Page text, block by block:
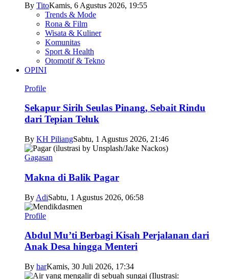
By TitoKamis, 6 Agustus 2026, 19:55
Trends & Mode
Rona & Film
Wisata & Kuliner
Komunitas
Sport & Health
Otomotif & Tekno
OPINI
Profile
Sekapur Sirih Seulas Pinang, Sebait Rindu
dari Tepian Teluk
By KH PiliangSabtu, 1 Agustus 2026, 21:46
Gagasan
Makna di Balik Pagar
By AdiSabtu, 1 Agustus 2026, 06:58
Profile
Abdul Mu’ti Berbagi Kisah Perjalanan dari
Anak Desa hingga Menteri
By harKamis, 30 Juli 2026, 17:34